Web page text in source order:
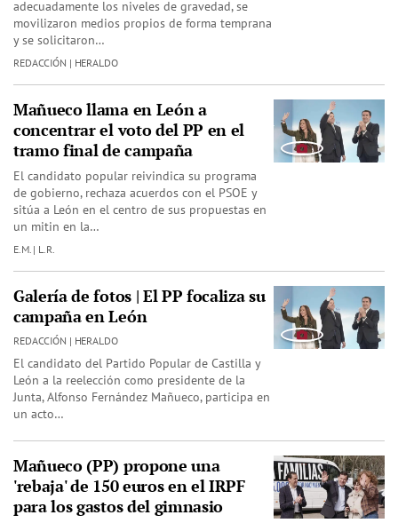
adecuadamente los niveles de gravedad, se
movilizaron medios propios de forma temprana
y se solicitaron…
REDACCIÓN | HERALDO
Mañueco llama en León a
concentrar el voto del PP en el
tramo final de campaña
El candidato popular reivindica su programa
de gobierno, rechaza acuerdos con el PSOE y
sitúa a León en el centro de sus propuestas en
un mitin en la…
E.M. | L.R.
Galería de fotos | El PP focaliza su
campaña en León
REDACCIÓN | HERALDO
El candidato del Partido Popular de Castilla y
León a la reelección como presidente de la
Junta, Alfonso Fernández Mañueco, participa en
un acto…
Mañueco (PP) propone una
'rebaja' de 150 euros en el IRPF
para los gastos del gimnasio